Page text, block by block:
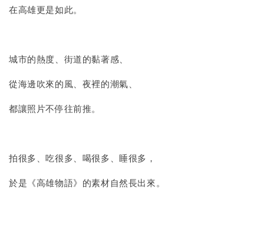
在高雄更是如此。
城市的熱度、街道的黏著感、
從海邊吹來的風、夜裡的潮氣、
都讓照片不停往前推。
拍很多、吃很多、喝很多、睡很多，
於是《高雄物語》的素材自然長出來。